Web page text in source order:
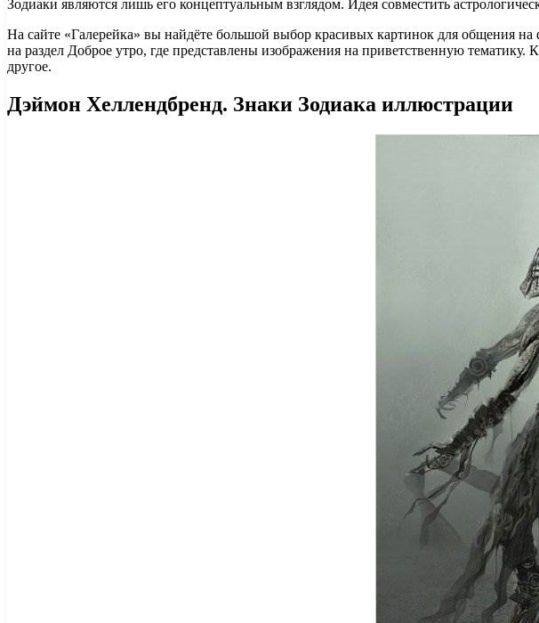
Зодиаки являются лишь его концептуальным взглядом. Идея совместить
На сайте «Галерейка» вы найдёте большой выбор красивых картинок для общения
на раздел Доброе утро, где представлены изображения на приветственную
другое.
Дэймон Хеллендбренд. Знаки Зодиака иллюстрации